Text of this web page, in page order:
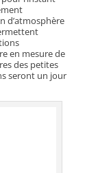
d’atmosphère
en mesure de
des petites
seront un jour